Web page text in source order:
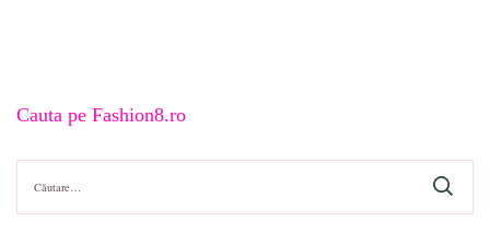
Cauta pe Fashion8.ro
Caută
după: